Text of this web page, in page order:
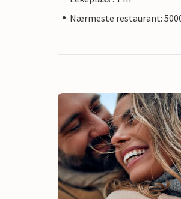
Nærmeste restaurant: